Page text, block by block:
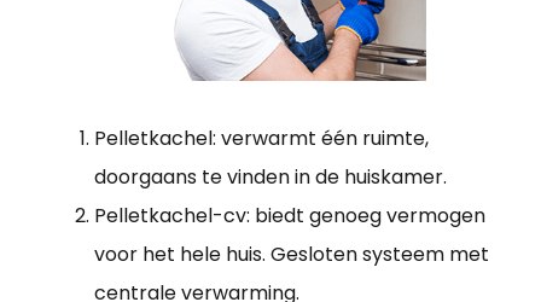
Pelletkachel: verwarmt één ruimte,
doorgaans te vinden in de huiskamer.
Pelletkachel-cv: biedt genoeg vermogen
voor het hele huis. Gesloten systeem met
centrale verwarming.